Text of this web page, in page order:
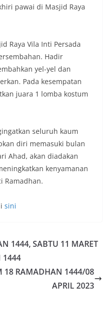
pawai di Masjid Raya
Raya Vila Inti Persada
Hadir
yel-yel dan
Pada kesempatan
juara 1 lomba kostum
seluruh kaum
diri memasuki bulan
Ahad, akan diadakan
kenyamanan
Ramadhan.
sini
1444, SABTU 11 MARET
1444
18 RAMADHAN 1444/08
APRIL 2023